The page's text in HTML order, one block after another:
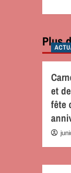
Plus
et
fête